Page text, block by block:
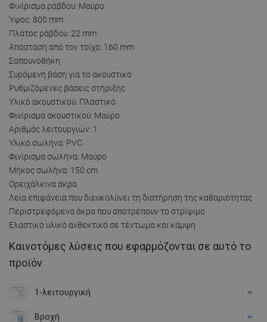
Φινίρισμα ράβδου: Μαύρο
Ύψος: 800 mm
Πλάτος ράβδου: 22 mm
Απόσταση από τον τοίχο: 160 mm
Σαπουνοθήκη
Συρόμενη βάση για το ακουστικό
Ρυθμιζόμενες βάσεις στήριξης
Υλικό ακουστικού: Πλαστικό
Φινίρισμα ακουστικού: Μαύρο
Αριθμός λειτουργιών: 1
Υλικό σωλήνα: PVC
Φινίρισμα σωλήνα: Μαύρο
Μήκος σωλήνα: 150 cm
Ορειχάλκινα άκρα
Λεία επιφάνεια που διευκολύνει τη διατήρηση της καθαριότητας
Περιστρεφόμενα άκρα που αποτρέπουν το στρίψιμο
Ελαστικό υλικό ανθεκτικό σε τέντωμα και κάμψη
Καινοτόμες λύσεις που εφαρμόζονται σε αυτό το
προϊόν
1-λειτουργική
Βροχή